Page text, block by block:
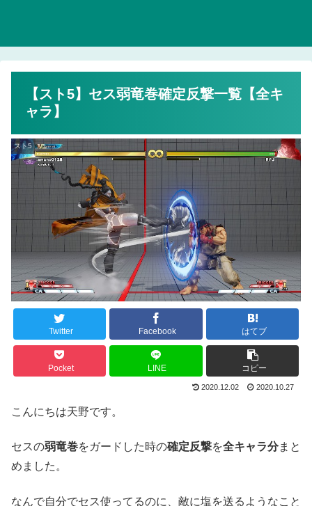
【スト5】セス弱竜巻確定反撃一覧【全キ
ャラ】
スト5
Twitter Facebook はてブ
Pocket LINE コピー
2020.12.02 2020.10.27
こんにちは天野です。
セスの弱竜巻をガードした時の確定反撃を全キャラ分まと
めました。
なんで自分でセス使ってるのに、敵に塩を送るようなこと